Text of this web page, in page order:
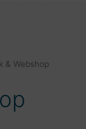
& Webshop